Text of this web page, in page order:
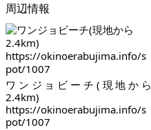
周辺情報
ワンジョビーチ(現地から
2.4km)
https://okinoerabujima.info/s
pot/1007